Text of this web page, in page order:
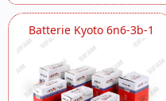
Batterie Kyoto 6n6-3b-1